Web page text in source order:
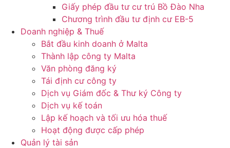
Giấy phép đầu tư cư trú Bồ Đào Nha
Chương trình đầu tư định cư EB-5
Doanh nghiệp & Thuế
Bắt đầu kinh doanh ở Malta
Thành lập công ty Malta
Văn phòng đăng ký
Tái định cư công ty
Dịch vụ Giám đốc & Thư ký Công ty
Dịch vụ kế toán
Lập kế hoạch và tối ưu hóa thuế
Hoạt động được cấp phép
Quản lý tài sản